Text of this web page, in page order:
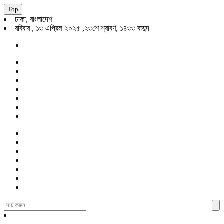
Top
ঢাকা, বাংলাদেশ
রবিবার , ১৩ এপ্রিল ২০২৫ ,২৩শে শ্রাবণ, ১৪৩৩ বঙ্গাব্দ
Search
For: